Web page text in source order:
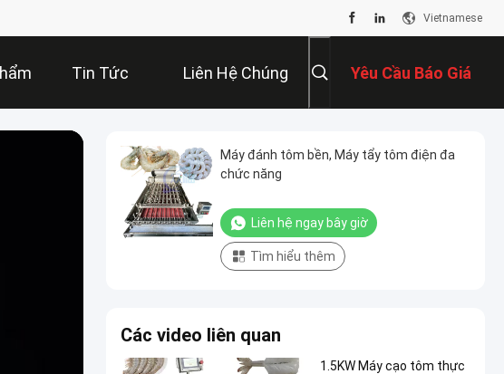
Vietnamese
Tin Tức Liên Hệ Chúng
Tôi
Yêu Cầu Báo Giá
Máy đánh tôm bền, Máy tẩy tôm điện đa
chức năng
Liên hệ ngay bây giờ
Tìm hiểu thêm
Các video liên quan
1.5KW Máy cạo tôm thực